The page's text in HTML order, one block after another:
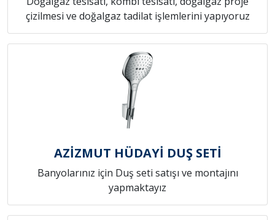
çizilmesi ve doğalgaz tadilat işlemlerini yapıyoruz
AZİZMUT HÜDAYİ DUŞ SETİ
Banyolarınız için Duş seti satışı ve montajını
yapmaktayız